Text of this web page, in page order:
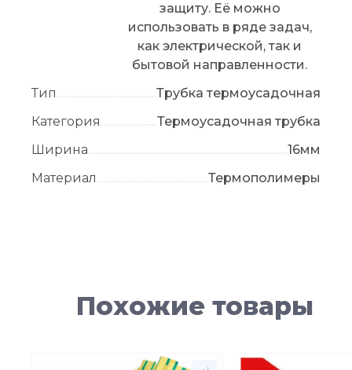
защиту. Её можно
использовать в ряде задач,
как электрической, так и
бытовой направленности.
Тип
Трубка термоусадочная
Категория
Термоусадочная трубка
Ширина
16мм
Материал
Термополимеры
Похожие товары